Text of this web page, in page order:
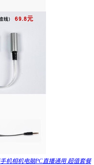
机相机电脑PC直播通用 超值套餐